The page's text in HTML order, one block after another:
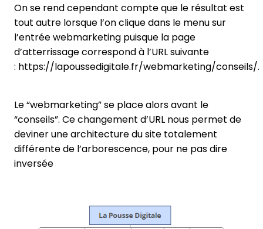
On se rend cependant compte que le résultat est
tout autre lorsque l’on clique dans le menu sur
l’entrée webmarketing puisque la page
d’atterrissage correspond à l’URL suivante
: https://lapoussedigitale.fr/webmarketing/conseils/.
Le “webmarketing” se place alors avant le
“conseils”. Ce changement d’URL nous permet de
deviner une architecture du site totalement
différente de l’arborescence, pour ne pas dire
inversée